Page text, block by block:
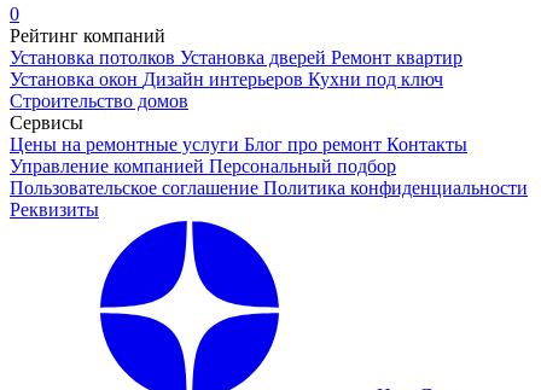
0
Рейтинг компаний
Установка потолков Установка дверей Ремонт квартир
Установка окон Дизайн интерьеров Кухни под ключ
Строительство домов
Сервисы
Цены на ремонтные услуги Блог про ремонт Контакты
Управление компанией Персональный подбор
Пользовательское соглашение Политика конфиденциальности
Реквизиты